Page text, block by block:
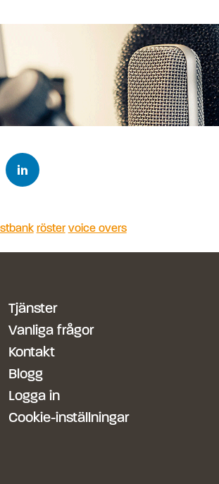
röster voice overs
Tjänster
Vanliga frågor
Kontakt
Blogg
Logga in
Cookie-inställningar